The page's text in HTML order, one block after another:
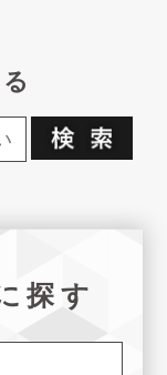
探す